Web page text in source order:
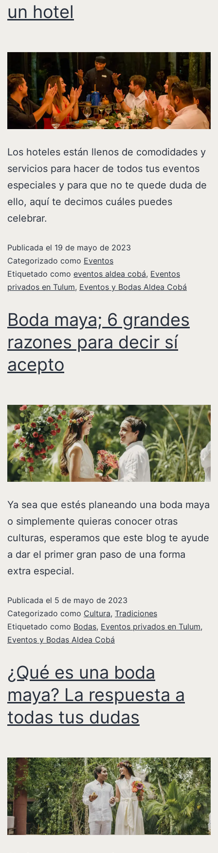
un hotel
Los hoteles están llenos de comodidades y
servicios para hacer de todos tus eventos
especiales y para que no te quede duda de
ello, aquí te decimos cuáles puedes
celebrar.
Publicada el 19 de mayo de 2023
Categorizado como Eventos
Etiquetado como eventos aldea cobá, Eventos
privados en Tulum, Eventos y Bodas Aldea Cobá
Boda maya; 6 grandes
razones para decir sí
acepto
Ya sea que estés planeando una boda maya
o simplemente quieras conocer otras
culturas, esperamos que este blog te ayude
a dar el primer gran paso de una forma
extra especial.
Publicada el 5 de mayo de 2023
Categorizado como Cultura, Tradiciones
Etiquetado como Bodas, Eventos privados en Tulum,
Eventos y Bodas Aldea Cobá
¿Qué es una boda
maya? La respuesta a
todas tus dudas